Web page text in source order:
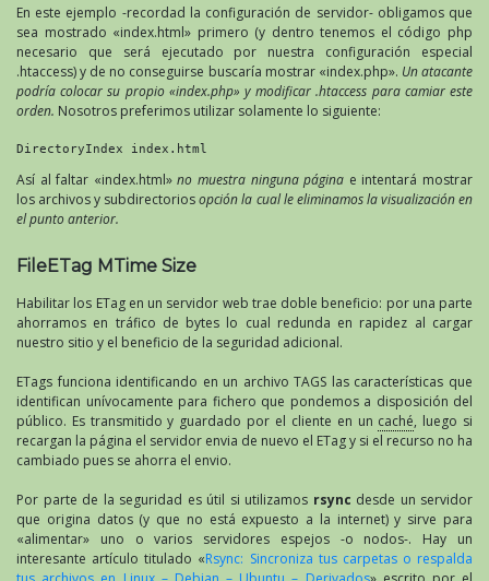
En este ejemplo -recordad la configuración de servidor- obligamos que
sea mostrado «index.html» primero (y dentro tenemos el código php
necesario que será ejecutado por nuestra configuración especial
.htaccess) y de no conseguirse buscaría mostrar «index.php». Un atacante
podría colocar su propio «index.php» y modificar .htaccess para camiar este
orden. Nosotros preferimos utilizar solamente lo siguiente:
DirectoryIndex index.html
Así al faltar «index.html»no muestra ninguna página e intentará mostrar
los archivos y subdirectoriosopción la cual le eliminamos la visualización en
el punto anterior.
FileETag MTime Size
Habilitar los ETag en un servidor web trae doble beneficio: por una parte
ahorramos en tráfico de bytes lo cual redunda en rapidez al cargar
nuestro sitio y el beneficio de la seguridad adicional.
ETags funciona identificando en un archivo TAGS las características que
identifican unívocamente para fichero que pondemos a disposición del
público. Es transmitido y guardado por el cliente en un caché, luego si
recargan la página el servidor envia de nuevo el ETag y si el recurso no ha
cambiado pues se ahorra el envio.
Por parte de la seguridad es útil si utilizamos rsync desde un servidor
que origina datos (y que no está expuesto a la internet) y sirve para
«alimentar» uno o varios servidores espejos -o nodos-. Hay un
interesante artículo titulado «Rsync: Sincroniza tus carpetas o respalda